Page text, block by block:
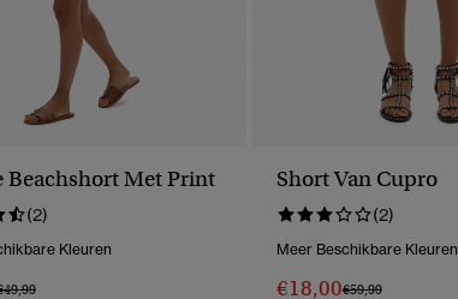
Beachshort Met Print
(2)
Kleuren
Verlaagd Van
Naar
Short Van Cupro
(2)
Meer Beschikbare Kleuren
€18,00Prijs Verlaagd Van
€59,99Naar